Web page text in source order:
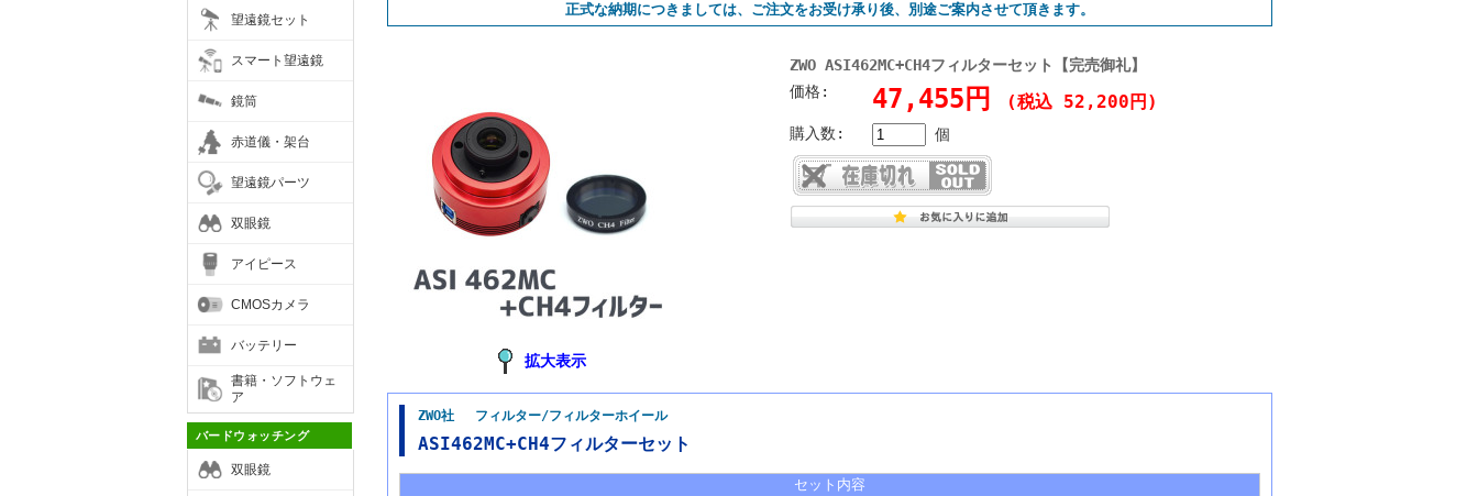
望遠鏡セット
スマート望遠鏡
鏡筒
赤道儀・架台
望遠鏡パーツ
双眼鏡
アイピース
CMOSカメラ
バッテリー
書籍・ソフトウェ
ア
バードウォッチング
双眼鏡
正式な納期につきましては、ご注文をお受け承り後、別途ご案内させて頂きます。
拡大表示
ZWO ASI462MC+CH4フィルターセット【完売御礼】
価格:
47,455円 (税込 52,200円)
購入数: 個
ZWO社 フィルター/フィルターホイール
ASI462MC+CH4フィルターセット
セット内容